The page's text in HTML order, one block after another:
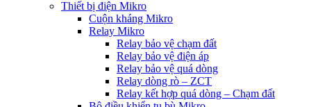
Thiết bị điện Mikro
Cuộn kháng Mikro
Relay Mikro
Relay bảo vệ chạm đất
Relay bảo vệ điện áp
Relay bảo vệ quá dòng
Relay dòng rò – ZCT
Relay kết hợp quá dòng – Chạm đất